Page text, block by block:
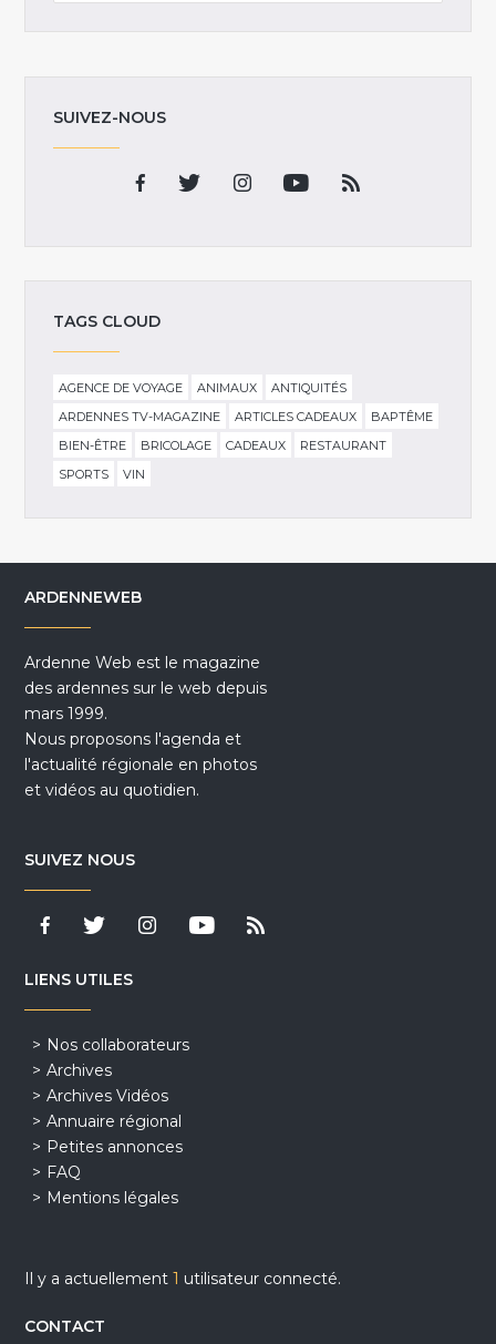
SUIVEZ-NOUS
TAGS CLOUD
AGENCE DE VOYAGE ANIMAUX
ANTIQUITÉS
ARDENNES TV-MAGAZINE
ARTICLES CADEAUX
BAPTÊME
BIEN-ÊTRE
BRICOLAGE CADEAUX
RESTAURANT
SPORTS
VIN
ARDENNEWEB
Ardenne Web est le magazine
des ardennes sur le web depuis
mars 1999.
Nous proposons l'agenda et
l'actualité régionale en photos
et vidéos au quotidien.
SUIVEZ NOUS
LIENS UTILES
Nos collaborateurs
Archives
Archives Vidéos
Annuaire régional
Petites annonces
FAQ
Mentions légales
Il y a actuellement1 utilisateur connecté.
CONTACT